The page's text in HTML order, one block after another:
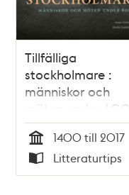
Tillfälliga
stockholmare :
människor och
möten under 600
år
Tid
1400 till 2017
Typ
Litteraturtips